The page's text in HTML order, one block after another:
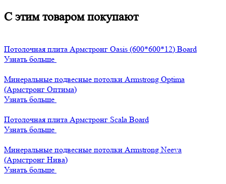
С этим товаром покупают
Потолочная плита Армстронг Oasis (600*600*12) Board
Узнать больше
Минеральные подвесные потолки Armstrong Optima
(Армстронг Оптима)
Узнать больше
Потолочная плита Армстронг Scala Board
Узнать больше
Минеральные подвесные потолки Armstrong Neeva
(Армстронг Нива)
Узнать больше